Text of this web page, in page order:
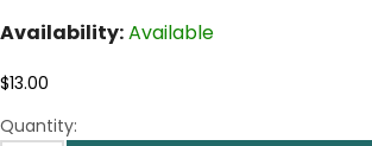
Availability:Available
$13.00
Quantity: